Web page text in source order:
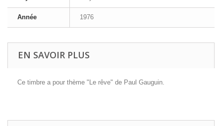
Année 1976
EN SAVOIR PLUS
Ce timbre a pour thème "Le rêve" de Paul Gauguin.